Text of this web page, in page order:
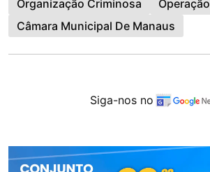
Organização Criminosa
Operação
Câmara Municipal De Manaus
Siga-nos no